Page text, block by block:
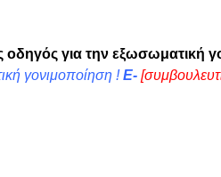
για την εξωσωματική
γονιμοποίηση !E-